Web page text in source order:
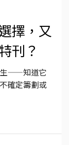
擇，又
刊？
生——知道它
確定籌劃或